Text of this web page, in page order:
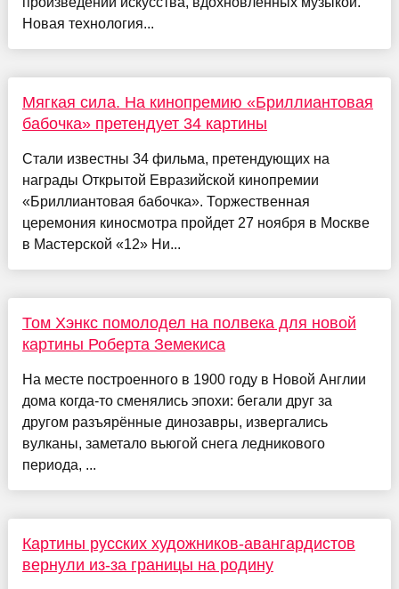
Новая технология...
Мягкая сила. На кинопремию «Бриллиантовая
бабочка» претендует 34 картины
Стали известны 34 фильма, претендующих на
награды Открытой Евразийской кинопремии
«Бриллиантовая бабочка». Торжественная
церемония киносмотра пройдет 27 ноября в Москве
в Мастерской «12» Ни...
Том Хэнкс помолодел на полвека для новой
картины Роберта Земекиса
На месте построенного в 1900 году в Новой Англии
дома когда-то сменялись эпохи: бегали друг за
другом разъярённые динозавры, извергались
вулканы, заметало вьюгой снега ледникового
периода, ...
Картины русских художников-авангардистов
вернули из-за границы на родину